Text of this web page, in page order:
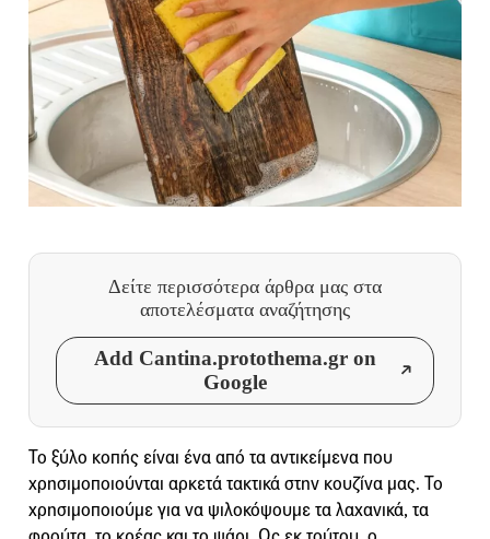
Δείτε περισσότερα άρθρα μας στα
αποτελέσματα αναζήτησης
Add Cantina.protothema.gr on
Google
Το ξύλο κοπής είναι ένα από τα αντικείμενα που
χρησιμοποιούνται αρκετά τακτικά στην κουζίνα μας. Το
χρησιμοποιούμε για να ψιλοκόψουμε τα λαχανικά, τα